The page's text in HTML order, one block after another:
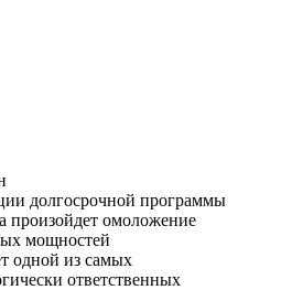
долгосрочной программы
произойдет омоложение
мощностей
одной из самых
ответственных